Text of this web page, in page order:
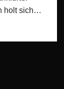
holt sich…